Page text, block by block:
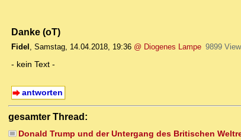
Danke (oT)
Fidel , Samstag, 14.04.2018, 19:36 @ Diogenes Lampe 9899
- kein Text -
antworten
gesamter Thread:
Donald Trump und der Untergang des Britischen